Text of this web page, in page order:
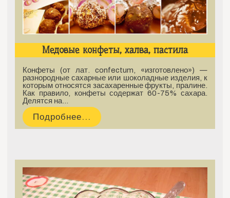
Медовые конфеты, халва, пастила
Конфеты (от лат. confectum, «изготовлено») —
разнородные сахарные или шоколадные изделия, к
которым относятся засахаренные фрукты, пралине.
Как правило, конфеты содержат 60-75% сахара.
Делятся на…
Подробнее...